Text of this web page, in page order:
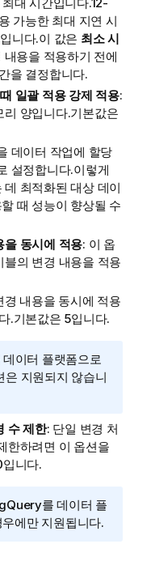
가능한 최대 지연 시
입니다.이 값은 최소 시
용을 적용하기 전에
을 결정합니다.
일괄 적용 강제 적용:
양입니다.기본값은
데이터 작업에 할당
설정합니다.이렇게
최적화된 대상 데이
때 성능이 향상될 수
을 동시에 적용: 이 옵
의 변경 내용을 적용
내용을 동시에 적용
.기본값은 5입니다.
이터 플랫폼으로
은 지원되지 않습니
수 제한: 단일 변경 처
한하려면 이 옵션을
니다.
를 데이터 플
에만 지원됩니다.